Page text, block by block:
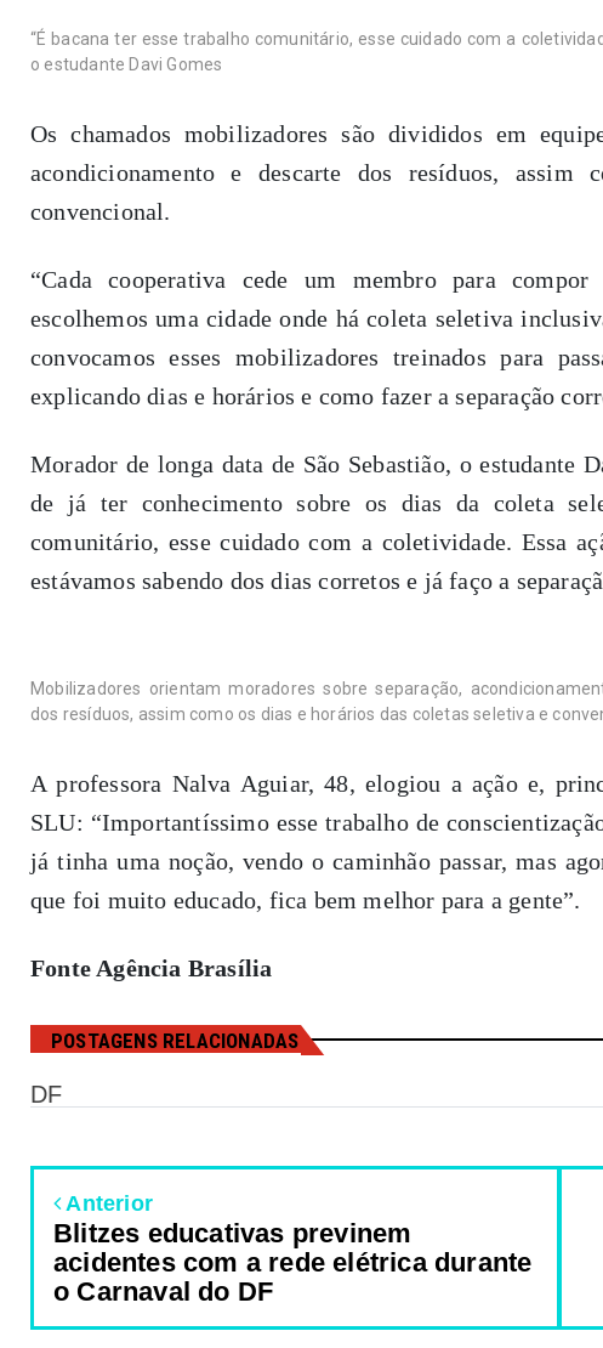
“É bacana ter esse trabalho comunitário, esse cuidado com a
o estudante Davi Gomes
Os chamados mobilizadores são divididos em
acondicionamento e descarte dos resíduos,
convencional.
“Cada cooperativa cede um membro para
escolhemos uma cidade onde há coleta seletiva
convocamos esses mobilizadores treinados para
explicando dias e horários e como fazer a separação
Morador de longa data de São Sebastião, o estudante
de já ter conhecimento sobre os dias da coleta
comunitário, esse cuidado com a coletividade. Essa
estávamos sabendo dos dias corretos e já faço a
Mobilizadores orientam moradores sobre separação,
dos resíduos, assim como os dias e horários das coletas seletiva e
A professora Nalva Aguiar, 48, elogiou a ação e,
SLU: “Importantíssimo esse trabalho de
já tinha uma noção, vendo o caminhão passar, mas
que foi muito educado, fica bem melhor para a gente”.
Fonte Agência Brasília
POSTAGENS RELACIONADAS
DF
Anterior
Blitzes educativas previnem
acidentes com a rede elétrica durante
o Carnaval do DF